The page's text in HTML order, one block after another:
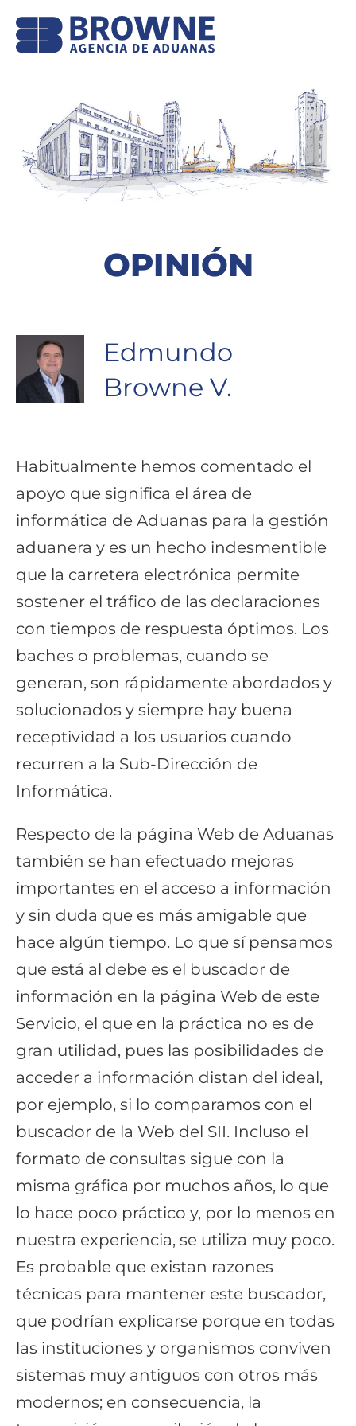
OPINIÓN
Edmundo
Browne V.
Habitualmente hemos comentado el
apoyo que significa el área de
informática de Aduanas para la gestión
aduanera y es un hecho indesmentible
que la carretera electrónica permite
sostener el tráfico de las declaraciones
con tiempos de respuesta óptimos. Los
baches o problemas, cuando se
generan, son rápidamente abordados y
solucionados y siempre hay buena
receptividad a los usuarios cuando
recurren a la Sub-Dirección de
Informática.
Respecto de la página Web de Aduanas
también se han efectuado mejoras
importantes en el acceso a información
y sin duda que es más amigable que
hace algún tiempo. Lo que sí pensamos
que está al debe es el buscador de
información en la página Web de este
Servicio, el que en la práctica no es de
gran utilidad, pues las posibilidades de
acceder a información distan del ideal,
por ejemplo, si lo comparamos con el
buscador de la Web del SII. Incluso el
formato de consultas sigue con la
misma gráfica por muchos años, lo que
lo hace poco práctico y, por lo menos en
nuestra experiencia, se utiliza muy poco.
Es probable que existan razones
técnicas para mantener este buscador,
que podrían explicarse porque en todas
las instituciones y organismos conviven
sistemas muy antiguos con otros más
modernos; en consecuencia, la